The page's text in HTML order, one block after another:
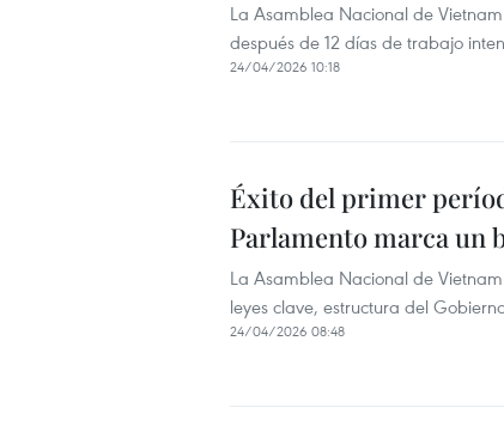
La Asamblea Nacional de
después de 12 días de trabajo
24/04/2026 10:18
Éxito del primer
Parlamento marca un
La Asamblea Nacional de
leyes clave, estructura del
24/04/2026 08:48